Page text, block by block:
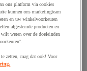
ons platform via cookies
kunnen ons marketingteam
en uw winkelvoorkeuren
afgestemde producten en
wilt weten over de doeleinden
zetten, mag dat ook! Voor